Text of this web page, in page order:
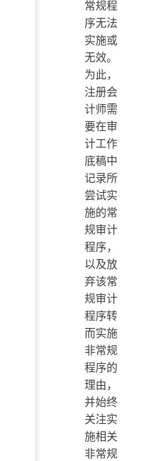
常规程
序无法
实施或
无效。
为此，
注册会
计师需
要在审
计工作
底稿中
记录所
尝试实
施的常
规审计
程序，
以及放
弃该常
规审计
程序转
而实施
非常规
程序的
理由，
并始终
关注实
施相关
非常规